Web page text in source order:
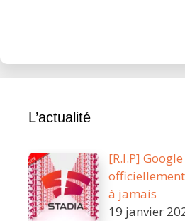
L’actualité
[R.I.P]
à jamais
19 janvier